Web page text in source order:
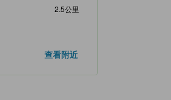
2.5公里
查看附近